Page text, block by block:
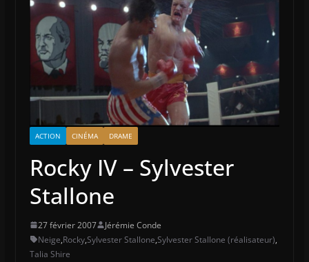
ACTION CINÉMA DRAME
Rocky IV – Sylvester
Stallone
27 février 2007
Jérémie Conde
Neige,Rocky,Sylvester Stallone,Sylvester Stallone (réalisateur),
Talia Shire